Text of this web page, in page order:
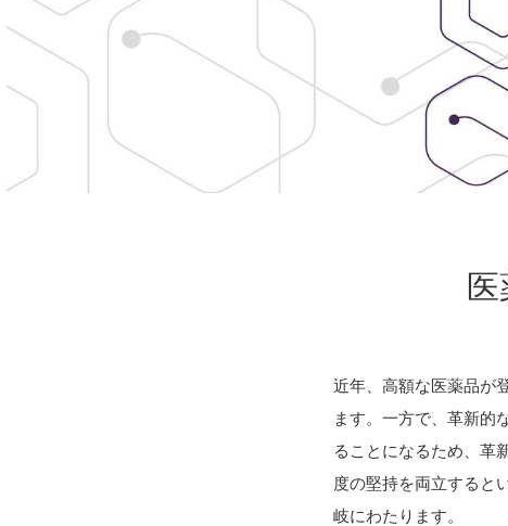
近年、高額な医薬品が
ます。一方で、革新的
ることになるため、革
度の堅持を両立すると
岐にわたります。